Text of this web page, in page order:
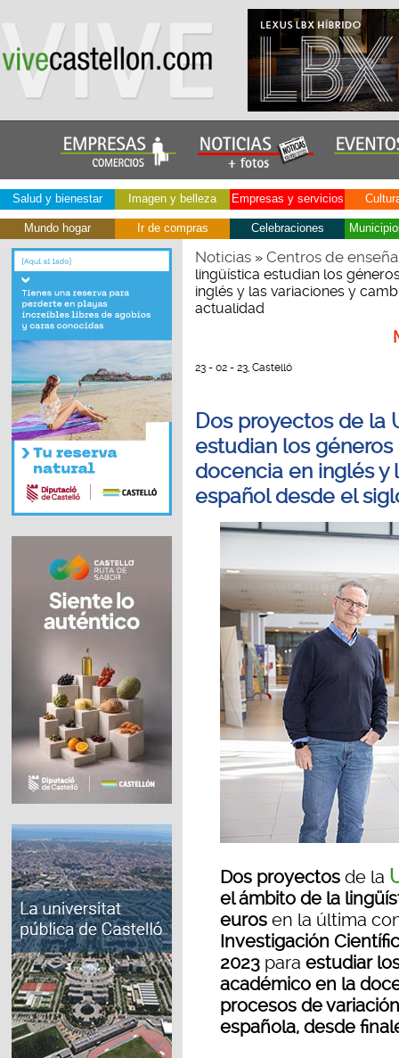
Salud y bienestar Imagen y belleza Empresas y servicios
Mundo hogar Ir de compras Celebraciones
Noticias» Centros de
lingüística estudian los
inglés y las variaciones y
actualidad
23 - 02 - 23, Castelló
Dos proyectos de la
estudian los
docencia en inglés y
español desde el
Dos proyectos de la
el ámbito de la
euros en la última
Investigación
2023 para estudiar
académico en la
procesos de
española, desde